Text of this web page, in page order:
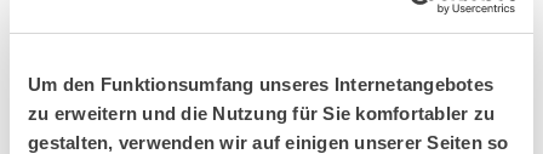
Um den Funktionsumfang unseres Internetangebotes
zu erweitern und die Nutzung für Sie komfortabler zu
gestalten, verwenden wir auf einigen unserer Seiten so